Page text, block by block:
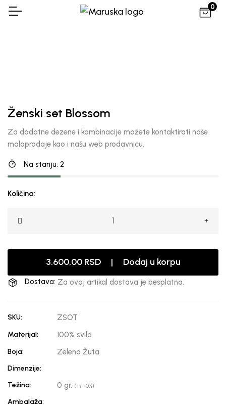
0
Ženski set Blossom
Za dodatne dezene i kombinacije možete kontaktirati naše
maloprodaje kao i našu web prodavnicu.
Na stanju: 2
Količina:
3.600,00 RSD | Dodaj u korpu
Dostava: Za ovaj artikal dostava je besplatna.
SKU: ZSOT
Materijal: 100% svila
Boja: Zelena Žuta
Dimenzije:
Težina:
0 gr. (+/- 0%)
Ambalaža: